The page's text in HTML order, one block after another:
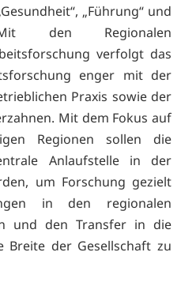
„Führung“ und
Mit den Regionalen
verfolgt das
enger mit der
Praxis sowie der
Mit dem Fokus auf
Regionen sollen die
Anlaufstelle in der
um Forschung gezielt
in den regionalen
und den Transfer in die
Breite der Gesellschaft zu